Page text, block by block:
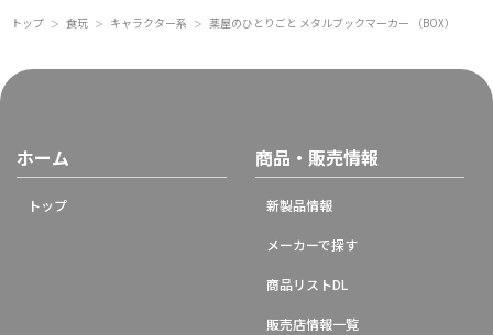
トップ ＞ 食玩 ＞ キャラクター系 ＞ 薬屋のひとりごと メタルブックマーカー （BOX）
ホーム
トップ
商品・販売情報
新製品情報
メーカーで探す
商品リストDL
販売店情報一覧